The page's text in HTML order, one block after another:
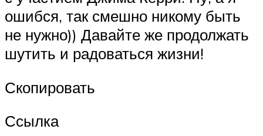
ошибся, так смешно никому быть
не нужно)) Давайте же продолжать
шутить и радоваться жизни!
Скопировать
Ссылка